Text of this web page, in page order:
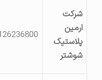
شرکت
ارمین
پلاستیک
شوشتر
6126236800